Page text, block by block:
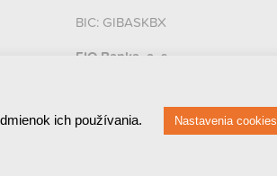
BIC: GIBASKBX
FIO Banka, a. s.
BIC: FIOBCZPPXXX
ich používania. Nastavenia cookies